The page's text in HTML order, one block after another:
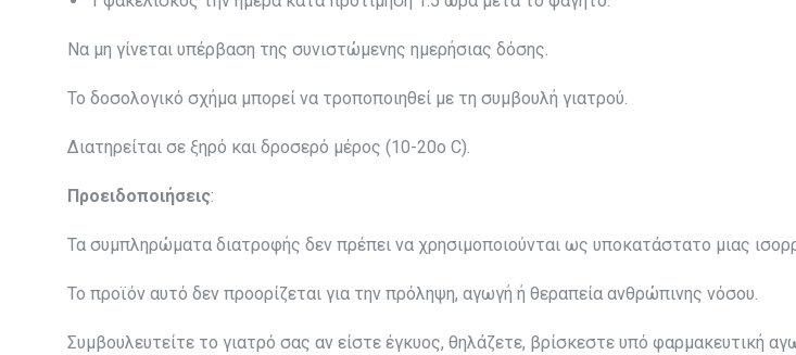
Να μη γίνεται υπέρβαση της συνιστώμενης ημερήσιας δόσης.
Το δοσολογικό σχήμα μπορεί να τροποποιηθεί με τη συμβουλή γιατρού.
Διατηρείται σε ξηρό και δροσερό μέρος (10-20ο C).
Προειδοποιήσεις:
Τα συμπληρώματα διατροφής δεν πρέπει να χρησιμοποιούνται ως υποκατάστατο μιας
Το προϊόν αυτό δεν προορίζεται για την πρόληψη, αγωγή ή θεραπεία ανθρώπινης νόσου.
Συμβουλευτείτε το γιατρό σας αν είστε έγκυος, θηλάζετε, βρίσκεστε υπό φαρμακευτική